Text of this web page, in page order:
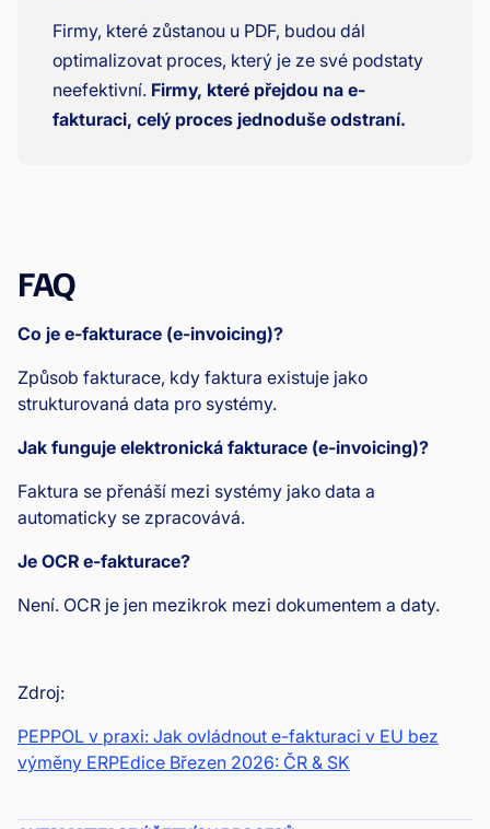
Firmy, které zůstanou u PDF, budou dál
optimalizovat proces, který je ze své podstaty
neefektivní. Firmy, které přejdou na e-
fakturaci, celý proces jednoduše odstraní.
FAQ
Co je e-fakturace (e-invoicing)?
Způsob fakturace, kdy faktura existuje jako
strukturovaná data pro systémy.
Jak funguje elektronická fakturace (e-invoicing)?
Faktura se přenáší mezi systémy jako data a
automaticky se zpracovává.
Je OCR e-fakturace?
Není. OCR je jen mezikrok mezi dokumentem a daty.
Zdroj:
PEPPOL v praxi: Jak ovládnout e-fakturaci v EU bez
výměny ERPEdice Březen 2026: ČR & SK